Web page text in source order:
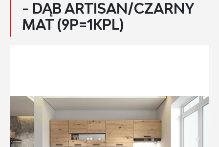
- DĄB ARTISAN/CZARNY
MAT (9P=1KPL)